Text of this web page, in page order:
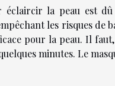
la peau est
les risques de
pour la peau. Il
minutes. Le